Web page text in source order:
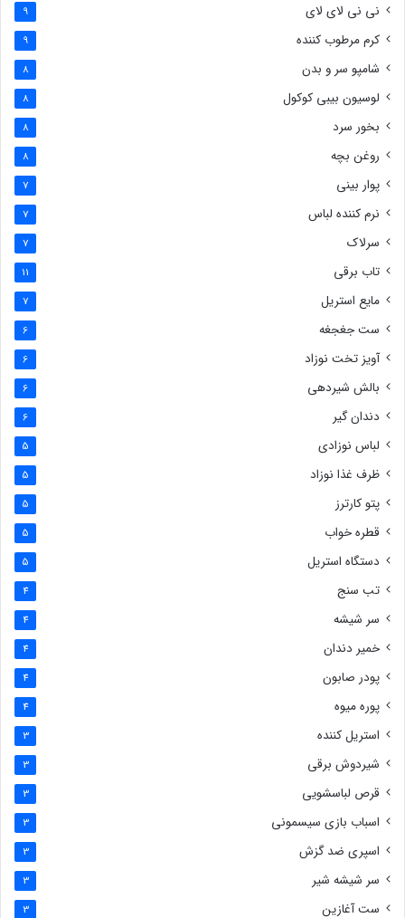
نی نی لای لای 9
کرم مرطوب کننده 9
شامپو سر و بدن 8
لوسیون بیبی کوکول 8
بخور سرد 8
روغن بچه 8
پوار بینی 7
نرم کننده لباس 7
سرلاک 7
تاب برقی 11
مایع استریل 7
ست جغجغه 6
آویز تخت نوزاد 6
بالش شیردهی 6
دندان گیر 6
لباس نوزادی 5
ظرف غذا نوزاد 5
پتو کارترز 5
قطره خواب 5
دستگاه استریل 5
تب سنج 4
سر شیشه 4
خمیر دندان 4
پودر صابون 4
پوره میوه 4
استریل کننده 3
شیردوش برقی 3
قرص لباسشویی 3
اسباب بازی سیسمونی 3
اسپری ضد گزش 3
سر شیشه شیر 3
ست آغازین 3